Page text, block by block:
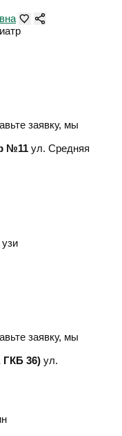
заявку, мы
№11 ул. Средняя
заявку, мы
36) ул.